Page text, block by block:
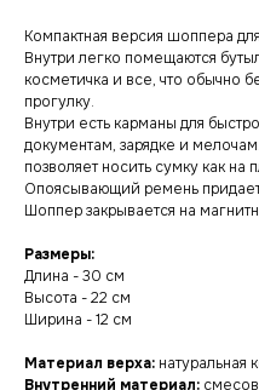
Компактная версия шоппера
Внутри легко помещаются
косметичка и все, что обычно
прогулку.
Внутри есть карманы для
документам, зарядке и
позволяет носить сумку как на
Опоясывающий ремень
Шоппер закрывается на
Размеры:
Длина - 30 см
Высота - 22 см
Ширина - 12 см
Материал верха: натуральная
Внутренний материал: